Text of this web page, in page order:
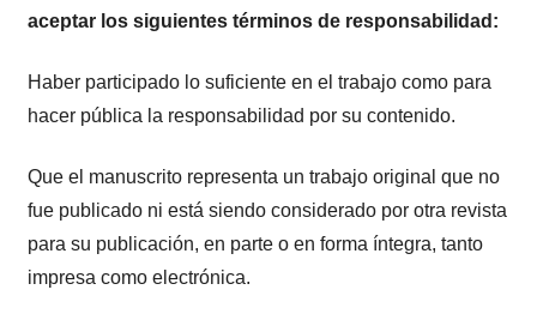
aceptar los siguientes términos de responsabilidad:
Haber participado lo suficiente en el trabajo como para
hacer pública la responsabilidad por su contenido.
Que el manuscrito representa un trabajo original que no
fue publicado ni está siendo considerado por otra revista
para su publicación, en parte o en forma íntegra, tanto
impresa como electrónica.